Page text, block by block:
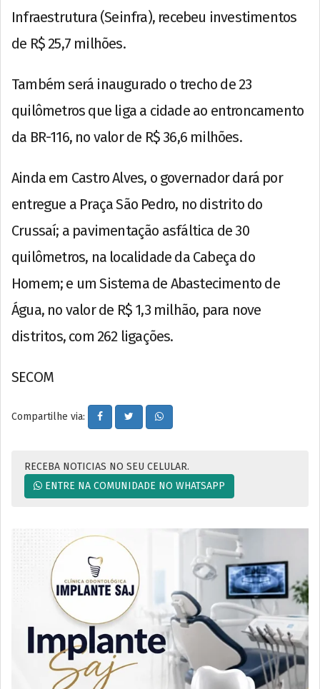
Infraestrutura (Seinfra), recebeu investimentos
de R$ 25,7 milhões.
Também será inaugurado o trecho de 23
quilômetros que liga a cidade ao entroncamento
da BR-116, no valor de R$ 36,6 milhões.
Ainda em Castro Alves, o governador dará por
entregue a Praça São Pedro, no distrito do
Crussaí; a pavimentação asfáltica de 30
quilômetros, na localidade da Cabeça do
Homem; e um Sistema de Abastecimento de
Água, no valor de R$ 1,3 milhão, para nove
distritos, com 262 ligações.
SECOM
Compartilhe via:
RECEBA NOTICIAS NO SEU CELULAR.
ENTRE NA COMUNIDADE NO WHATSAPP